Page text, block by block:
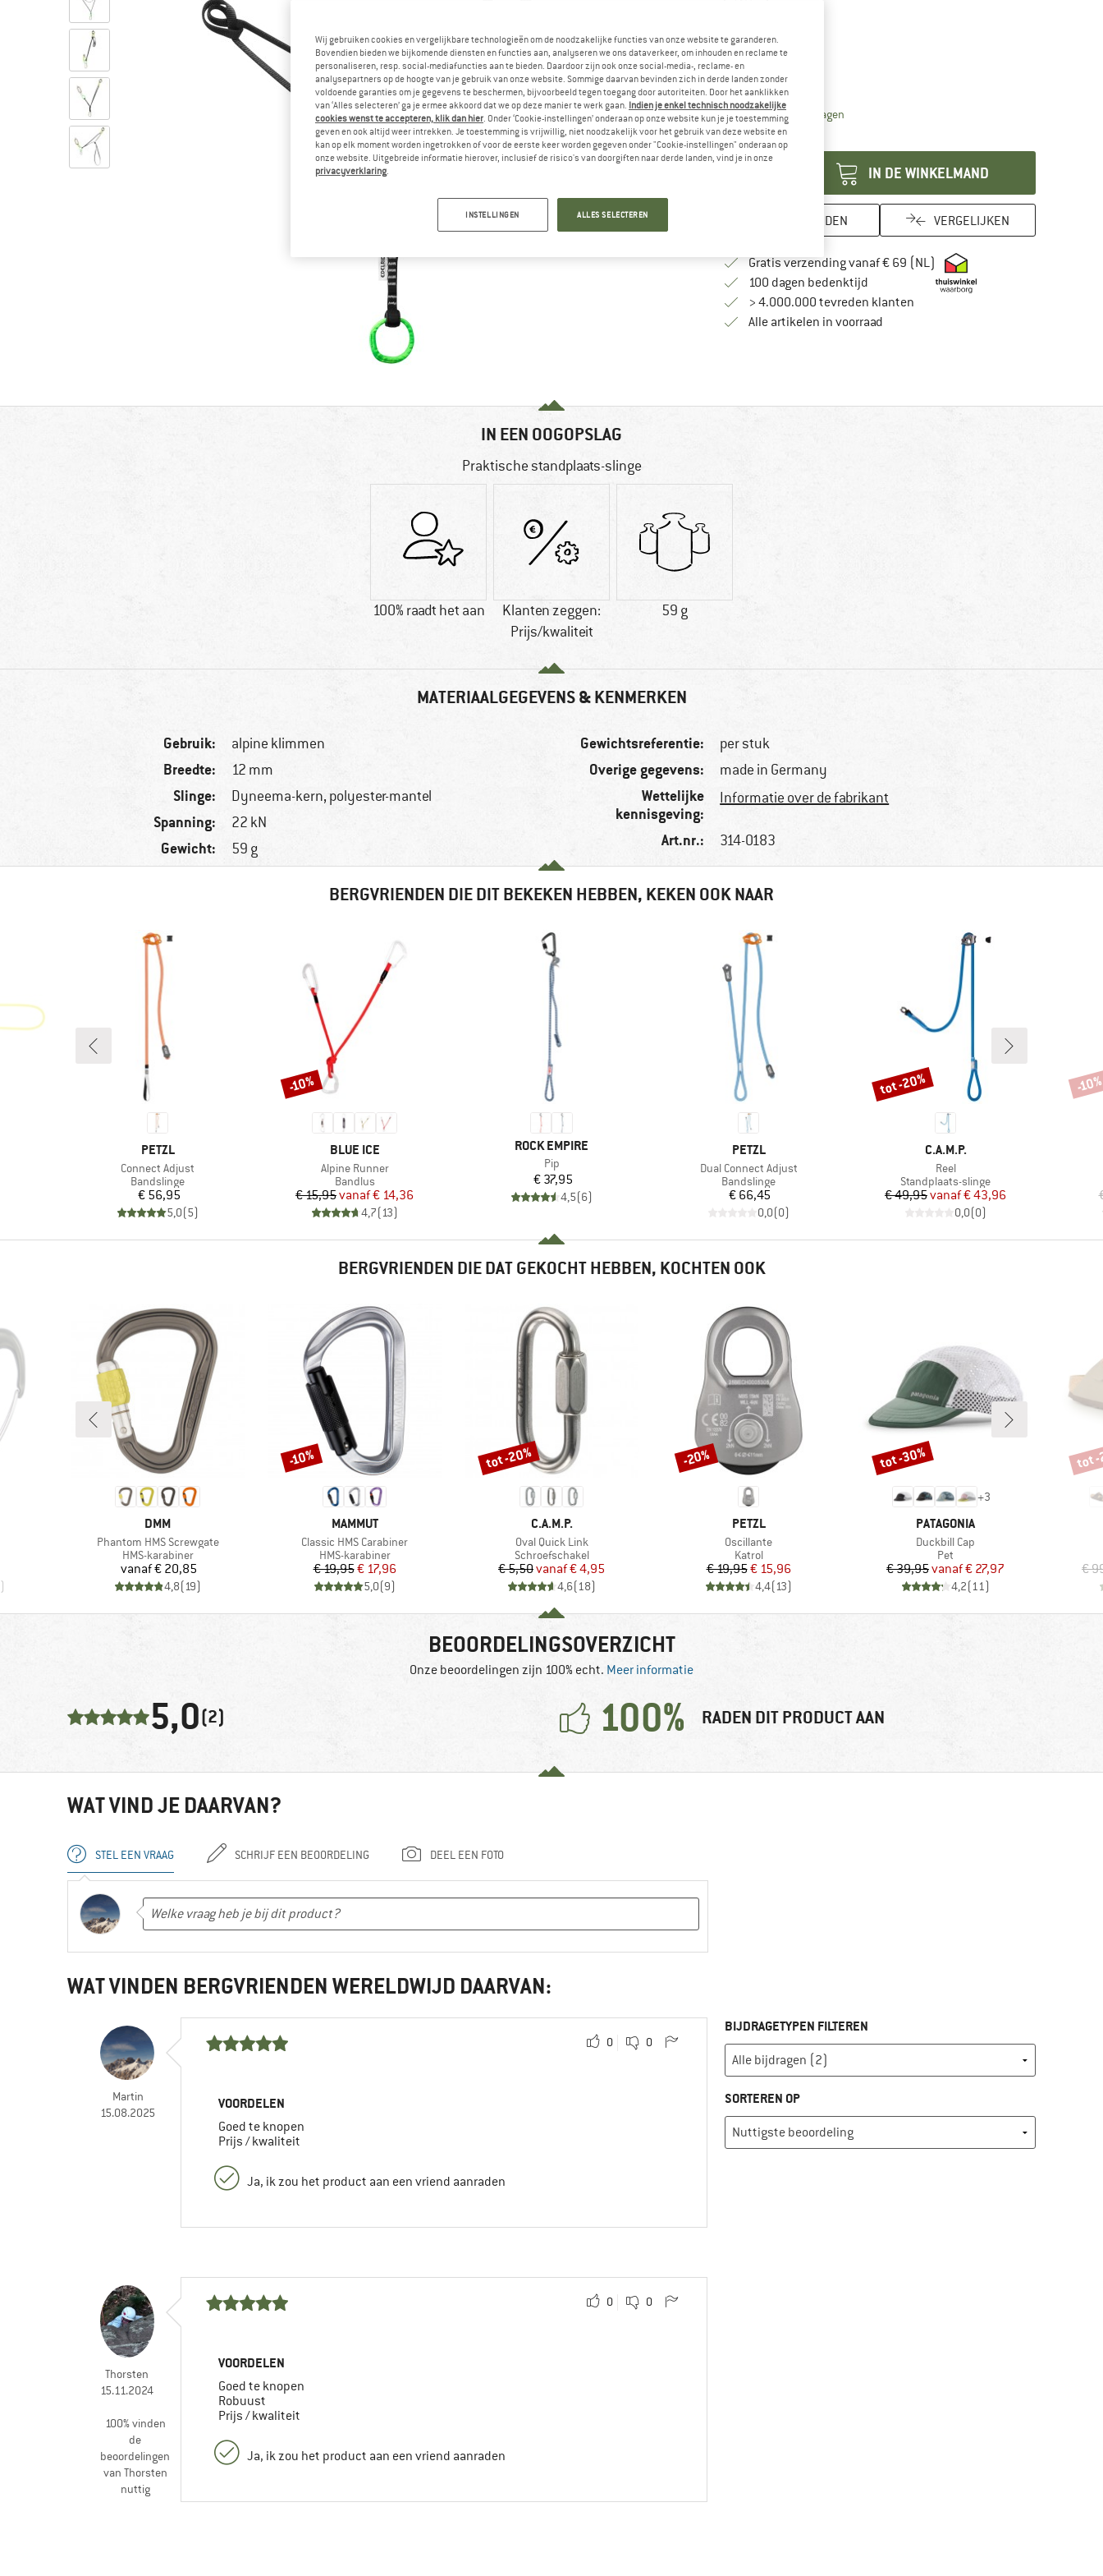
Maat:110 cm
110 cm
Levertijd: 3-5 werkdagenDe link wordt geopend in een infovak en bevat
Aantal:
IN DE WINKELMAND
ONTHOUDEN VERGELIJKEN
Gratis verzending vanaf € 69 (NL) Vind hier de
100 dagen bedenktijdVind de betalingsinformatie hier! Opent in
> 4.000.000 tevreden klanten
Alle artikelen in voorraad
IN EEN OOGOPSLAG
Praktische standplaats-slinge
100% raadt het aan
Klanten zeggen:
Prijs/kwaliteit
59 g
MATERIAALGEGEVENS & KENMERKEN
Gebruik: alpine klimmen
Breedte: 12 mm
Slinge: Dyneema-kern, polyester-mantel
Spanning: 22 kN
Gewicht: 59 g
Gewichtsreferentie: per stuk
Overige gegevens: made in Germany
Wettelijke
kennisgeving:
Informatie over de fabrikant
Art.nr.: 314-0183
BERGVRIENDEN DIE DIT BEKEKEN HEBBEN, KEKEN OOK NAAR
MERK
PETZL
Artikel
Connect Adjust
Productgroep
Bandslinge
Prijs
€ 56,95
5,0(5)
MERK
BLUE ICE
Artikel
Alpine Runner
Productgroep
Bandlus
Prijs
€ 15,95 Verlaagde prijs
vanaf€ 14,36
4,7(13)
Korting
-10%
MERK
ROCK EMPIRE
Artikel
Pip
Prijs
€ 37,95
4,5(6)
MERK
PETZL
Artikel
Dual Connect Adjust
Productgroep
Bandslinge
Prijs
€ 66,45
0,0(0)
MERK
C.A.M.P.
Artikel
Reel
Productgroep
Standplaats-slinge
Prijs
€ 49,95 Verlaagde prijs
vanaf€ 43,96
0,0(0)
Korting
tot -20% -
BERGVRIENDEN DIE DAT GEKOCHT HEBBEN, KOCHTEN OOK
)
MERK
DMM
Artikel
Phantom HMS Screwgate
Productgroep
HMS-karabiner
Prijs
vanaf€ 20,85
4,8(19)
MERK
MAMMUT
Artikel
Classic HMS Carabiner
Productgroep
HMS-karabiner
Prijs
€ 19,95Verlaagde prijs
€ 17,96
5,0(9)
Korting
-10%
MERK
C.A.M.P.
Artikel
Oval Quick Link
Productgroep
Schroefschakel
Prijs
€ 5,50 Verlaagde prijs
vanaf€ 4,95
4,6(18)
Korting
tot -20%
MERK
PETZL
Artikel
Oscillante
Productgroep
Katrol
Prijs
€ 19,95Verlaagde prijs
€ 15,96
4,4(13)
Korting
-20%
+3
MERK
PATAGONIA
Artikel
Duckbill Cap
Productgroep
Pet
Prijs
€ 39,95 Verlaagde prijs
vanaf€ 27,97
4,2(11)
Korting
tot -30%
€
tot
BEOORDELINGSOVERZICHT
Onze beoordelingen zijn 100% echt. Meer informatie
5,0(2) 100% RADEN DIT PRODUCT AAN
WAT VIND JE DAARVAN?
STEL EEN VRAAG SCHRIJF EEN BEOORDELING DEEL EEN FOTO
WAT VINDEN BERGVRIENDEN WERELDWIJD DAARVAN:
Martin
15.08.2025
0 0
VOORDELEN
Goed te knopen
Prijs / kwaliteit
Ja, ik zou het product aan een vriend aanraden
Thorsten
15.11.2024
100% vinden
de
beoordelingen
van Thorsten
nuttig
0 0
VOORDELEN
Goed te knopen
Robuust
Prijs / kwaliteit
Ja, ik zou het product aan een vriend aanraden
BIJDRAGETYPEN FILTEREN
SORTEREN OP
Wij gebruiken cookies en vergelijkbare technologieën om de noodzakelijke functies van onze website te garanderen.
Bovendien bieden we bijkomende diensten en functies aan, analyseren we ons dataverkeer, om inhouden en reclame te
personaliseren, resp. social-mediafuncties aan te bieden. Daardoor zijn ook onze social-media-, reclame- en
analysepartners op de hoogte van je gebruik van onze website. Sommige daarvan bevinden zich in derde landen zonder
voldoende garanties om je gegevens te beschermen, bijvoorbeeld tegen toegang door autoriteiten. Door het aanklikken
van ‘Alles selecteren’ ga je ermee akkoord dat we op deze manier te werk gaan. Indien je enkel technisch noodzakelijke
cookies wenst te accepteren, klik dan hier. Onder ‘Cookie-instellingen’ onderaan op onze website kun je je toestemming
geven en ook altijd weer intrekken. Je toestemming is vrijwillig, niet noodzakelijk voor het gebruik van deze website en
kan op elk moment worden ingetrokken of voor de eerste keer worden gegeven onder "Cookie-instellingen" onderaan op
onze website. Uitgebreide informatie hierover, inclusief de risico's van doorgiften naar derde landen, vind je in onze
privacyverklaring.
INSTELLINGEN ALLES SELECTEREN